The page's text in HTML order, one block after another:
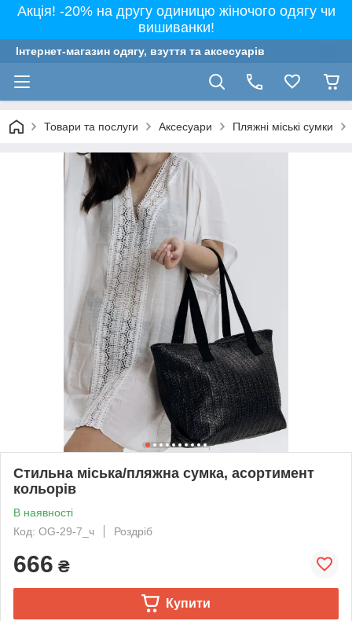
Акція! -20% на другу одиницю жіночого одягу чи
вишиванки!
Інтернет-магазин одягу, взуття та аксесуарів
Товари та послуги Аксесуари Пляжні міські сумки
Стильна міська/пляжна сумка, асортимент
кольорів
В наявності
Код: OG-29-7_ч
Роздріб
666 ₴
Купити